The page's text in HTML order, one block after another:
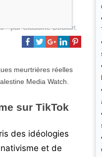
-parClaudine Douillet.
sur TikTok
des idéologies
et de